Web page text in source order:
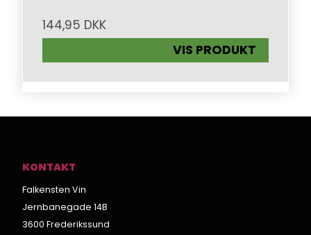
144,95 DKK
VIS PRODUKT
KONTAKT
Falkensten Vin
Jernbanegade 14B
3600 Frederikssund